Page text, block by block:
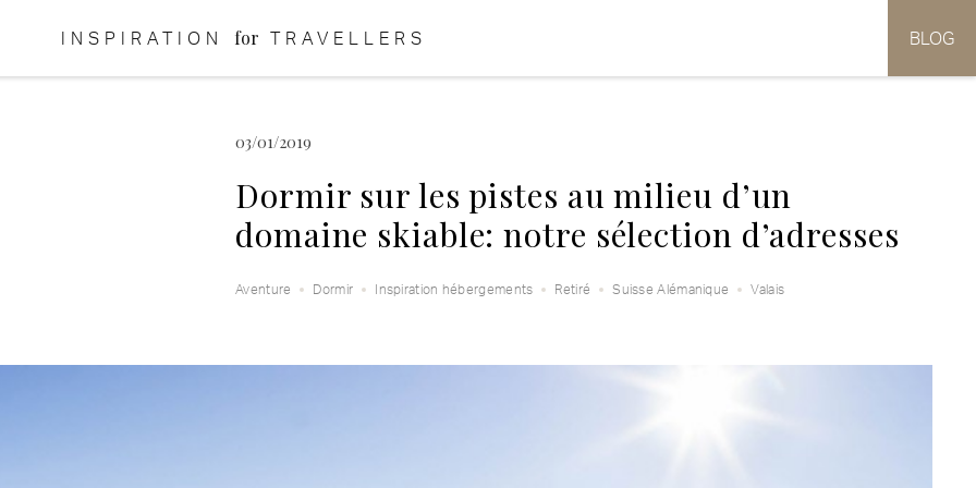
INSPIRATION for TRAVELLERS BLOG
03/01/2019
Dormir sur les pistes au milieu d’un
domaine skiable: notre sélection d’adresses
Aventure Dormir Inspiration hébergements Retiré Suisse Alémanique Valais